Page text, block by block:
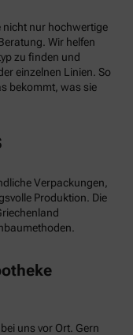
nicht nur hochwertige
Wir helfen
zu finden und
einzelnen Linien. So
bekommt, was sie
Verpackungen,
Produktion. Die
uns vor Ort. Gern